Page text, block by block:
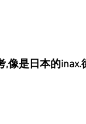
是日本的inax.